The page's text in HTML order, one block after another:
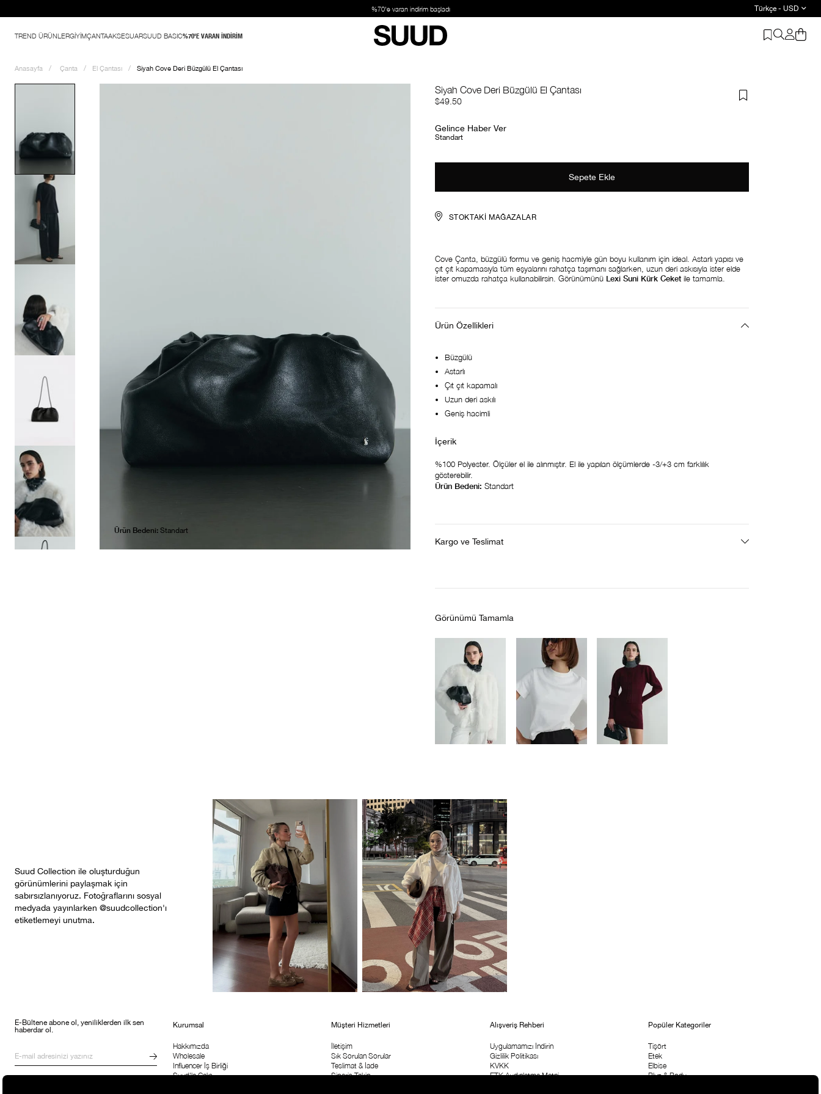
Türkçe - USD
TREND ÜRÜNLERGİYİMÇANTAAKSESUARSUUD BASIC%70'E VARAN İNDİRİM
Anasayfa Çanta El Çantası Siyah Cove Deri Büzgülü El Çantası
Ürün Bedeni: Standart
Siyah Cove Deri Büzgülü El Çantası
$49.50
Gelince Haber Ver
Standart
STOKTAKI MAĞAZALAR
Cove Çanta, büzgülü formu ve geniş hacmiyle gün boyu kullanım için ideal. Astarlı yapısı ve
çıt çıt kapamasıyla tüm eşyalarını rahatça taşımanı sağlarken, uzun deri askısıyla ister elde
ister omuzda rahatça kullanabilirsin. Görünümünü Lexi Suni Kürk Ceket ile tamamla.
Ürün Özellikleri
Büzgülü
Astarlı
Çıt çıt kapamalı
Uzun deri askılı
Geniş hacimli
%100 Polyester. Ölçüler el ile alınmıştır. El ile yapılan ölçümlerde -3/+3 cm farklılık
gösterebilir.
Ürün Bedeni: Standart
Kargo ve Teslimat
Görünümü Tamamla
Suud Collection ile oluşturduğun
görünümlerini paylaşmak için
sabırsızlanıyoruz. Fotoğraflarını sosyal
medyada yayınlarken @suudcollection'ı
etiketlemeyi unutma.
E-Bültene abone ol, yeniliklerden ilk sen
haberdar ol.
Kurumsal
Hakkımızda
Wholesale
Influencer İş Birliği
Suud'la Çalış
Müşteri Hizmetleri
İletişim
Sık Sorulan Sorular
Teslimat & İade
Sipariş Takip
Alışveriş Rehberi
Uygulamamızı İndirin
Gizlilik Politikası
KVKK
ETK Aydınlatma Metni
Popüler Kategoriler
Tişört
Etek
Elbise
Bluz & Body